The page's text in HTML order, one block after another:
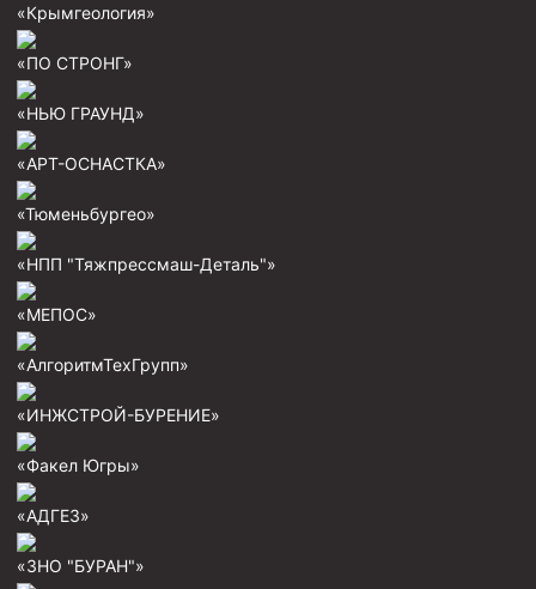
«Крымгеология»
«ПО СТРОНГ»
«НЬЮ ГРАУНД»
«АРТ-ОСНАСТКА»
«Тюменьбургео»
«НПП "Тяжпрессмаш-Деталь"»
«МЕПОС»
«АлгоритмТехГрупп»
«ИНЖСТРОЙ-БУРЕНИЕ»
«Факел Югры»
«АДГЕЗ»
«ЗНО "БУРАН"»